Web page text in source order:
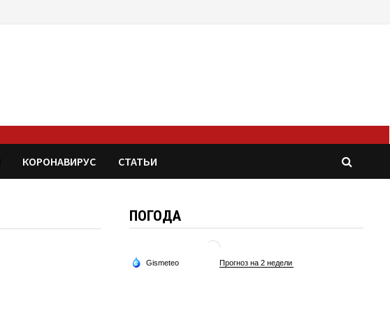
КОРОНАВИРУС СТАТЬИ
ПОГОДА